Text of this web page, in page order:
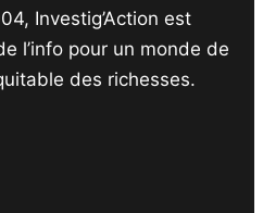
Investig’Action est
l’info pour un monde de
des richesses.